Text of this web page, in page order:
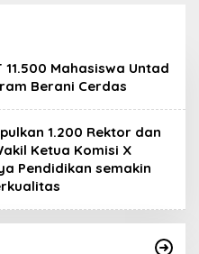
11.500 Mahasiswa Untad
Berani Cerdas
1.200 Rektor dan
Ketua Komisi X
Pendidikan semakin